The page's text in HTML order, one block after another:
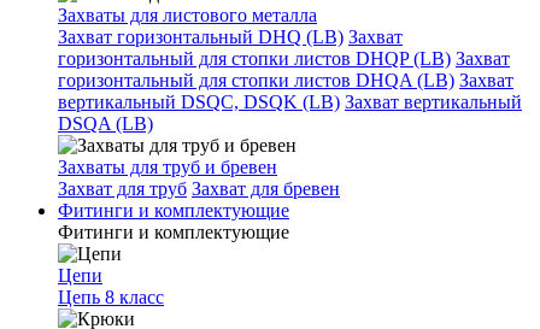
Захваты для листового металла
Захват горизонтальный DHQ (LB) Захват
горизонтальный для стопки листов DHQP (LB) Захват
горизонтальный для стопки листов DHQA (LB) Захват
вертикальный DSQC, DSQK (LB) Захват вертикальный
DSQA (LB)
Захваты для труб и бревен
Захват для труб Захват для бревен
Фитинги и комплектующие
Фитинги и комплектующие
Цепи
Цепь 8 класс